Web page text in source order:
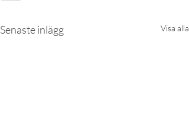
Senaste inlägg Visa alla